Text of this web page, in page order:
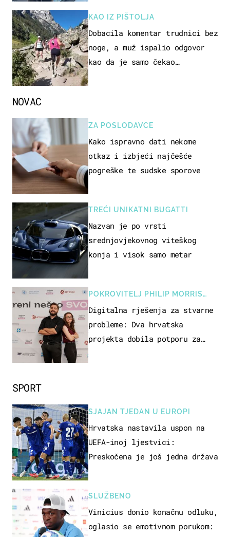
KAO IZ PIŠTOLJA
Dobacila komentar trudnici bez
noge, a muž ispalio odgovor
kao da je samo čekao…
SPORT
SJAJAN TJEDAN U EUROPI
Hrvatska nastavila uspon na
UEFA-inoj ljestvici:
Preskočena je još jedna država
SLUŽBENO
Vinicius donio konačnu odluku,
oglasio se emotivnom porukom:
NOVAC
ZA POSLODAVCE
Kako ispravno dati nekome
otkaz i izbjeći najčešće
pogreške te sudske sporove
TREĆI UNIKATNI BUGATTI
Nazvan je po vrsti
srednjovjekovnog viteškog
konja i visok samo metar
POKROVITELJ PHILIP MORRIS
ZAGREB
Digitalna rješenja za stvarne
probleme: Dva hrvatska
projekta dobila potporu za